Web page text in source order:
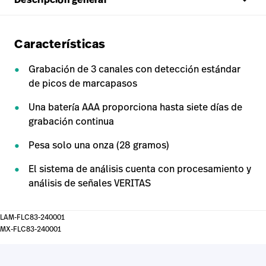
Características
Grabación de 3 canales con detección estándar
de picos de marcapasos
Una batería AAA proporciona hasta siete días de
grabación continua
Pesa solo una onza (28 gramos)
El sistema de análisis cuenta con procesamiento y
análisis de señales VERITAS
LAM-FLC83-240001
MX-FLC83-240001